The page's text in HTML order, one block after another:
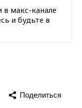
в макс-канале
и будьте в
Поделиться